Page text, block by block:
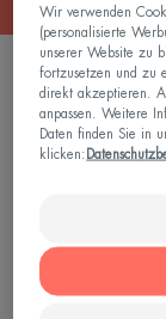
1 Ergebnis
Wir verwenden
(personalisierte
unserer Website zu
fortzusetzen und zu
direkt akzeptieren.
anpassen. Weitere
Daten finden Sie in
klicken: